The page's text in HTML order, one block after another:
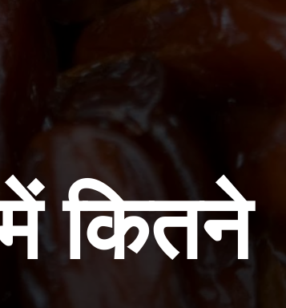
कितने